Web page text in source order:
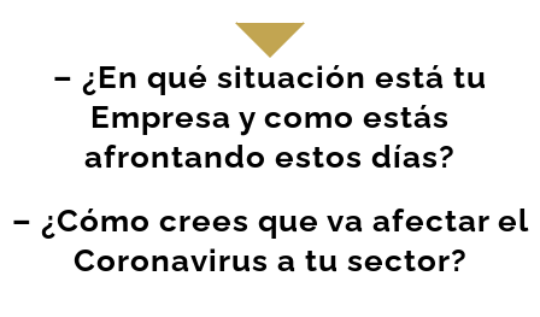
– ¿En qué situación está tu
Empresa y como estás
afrontando estos días?
– ¿Cómo crees que va afectar el
Coronavirus a tu sector?